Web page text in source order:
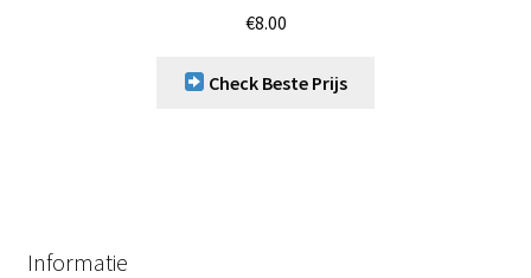
€8.00
Check Beste Prijs
Informatie